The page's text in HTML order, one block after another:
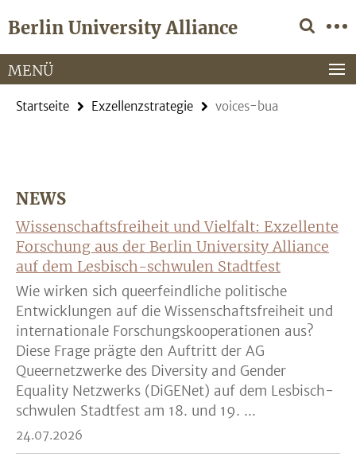
direkt
Inhalt
Berlin University Alliance
Service-
Navigation
MENÜ
Startseite Exzellenzstrategie voices-bua
NEWS
Wissenschaftsfreiheit und Vielfalt: Exzellente
Forschung aus der Berlin University Alliance
auf dem Lesbisch-schwulen Stadtfest
Wie wirken sich queerfeindliche politische
Entwicklungen auf die Wissenschaftsfreiheit und
internationale Forschungskooperationen aus?
Diese Frage prägte den Auftritt der AG
Queernetzwerke des Diversity and Gender
Equality Netzwerks (DiGENet) auf dem Lesbisch-
schwulen Stadtfest am 18. und 19. ...
24.07.2026